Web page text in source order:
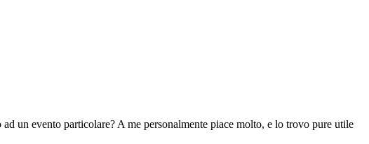
un evento particolare? A me personalmente piace molto, e lo trovo pure utile